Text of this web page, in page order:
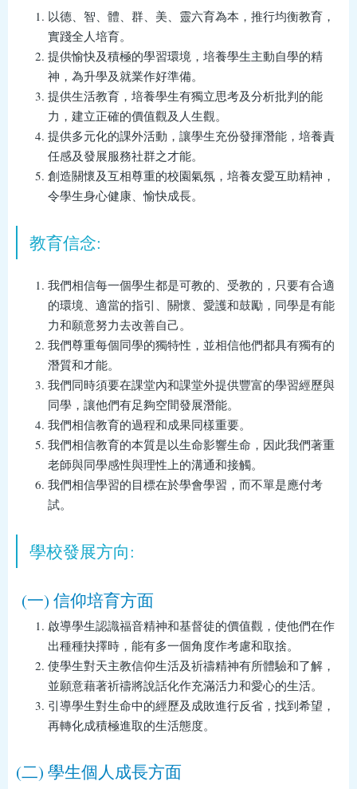
以德、智、體、群、美、靈六育為本，推行均衡教育，
實踐全人培育。
提供愉快及積極的學習環境，培養學生主動自學的精
神，為升學及就業作好準備。
提供生活教育，培養學生有獨立思考及分析批判的能
力，建立正確的價值觀及人生觀。
提供多元化的課外活動，讓學生充份發揮潛能，培養責
任感及發展服務社群之才能。
創造關懷及互相尊重的校園氣氛，培養友愛互助精神，
令學生身心健康、愉快成長。
教育信念:
我們相信每一個學生都是可教的、受教的，只要有合適
的環境、適當的指引、關懷、愛護和鼓勵，同學是有能
力和願意努力去改善自己。
我們尊重每個同學的獨特性，並相信他們都具有獨有的
潛質和才能。
我們同時須要在課堂內和課堂外提供豐富的學習經歷與
同學，讓他們有足夠空間發展潛能。
我們相信教育的過程和成果同樣重要。
我們相信教育的本質是以生命影響生命，因此我們著重
老師與同學感性與理性上的溝通和接觸。
我們相信學習的目標在於學會學習，而不單是應付考
試。
學校發展方向:
(一) 信仰培育方面
啟導學生認識福音精神和基督徒的價值觀，使他們在作
出種種抉擇時，能有多一個角度作考慮和取捨。
使學生對天主教信仰生活及祈禱精神有所體驗和了解，
並願意藉著祈禱將說話化作充滿活力和愛心的生活。
引導學生對生命中的經歷及成敗進行反省，找到希望，
再轉化成積極進取的生活態度。
(二) 學生個人成長方面